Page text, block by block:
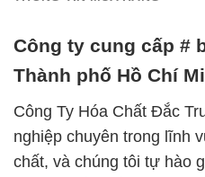
Công ty cung cấp #
Thành phố Hồ Chí
Công Ty Hóa Chất Đắc
nghiệp chuyên trong lĩnh
chất, và chúng tôi tự hào